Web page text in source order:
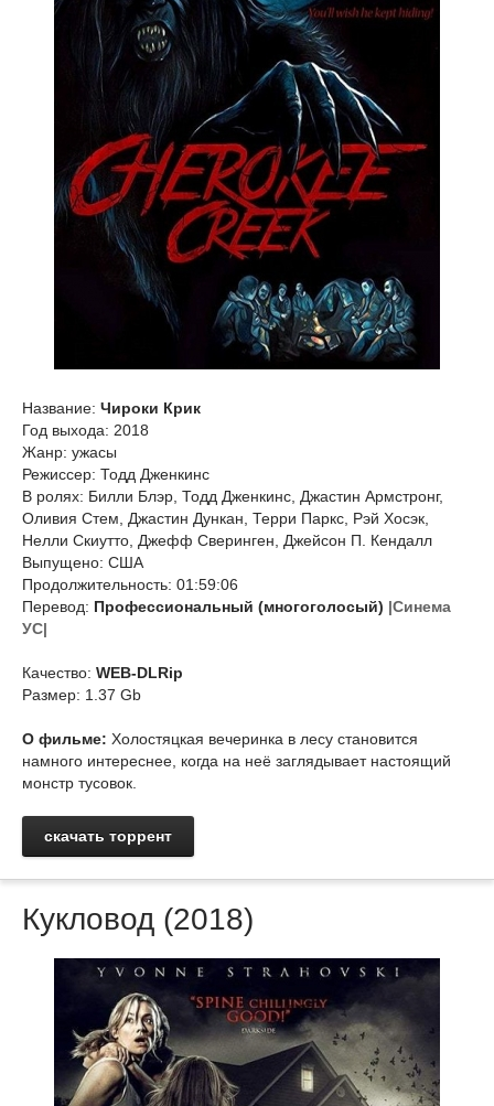
Название: Чироки Крик
Год выхода: 2018
Жанр: ужасы
Режиссер: Тодд Дженкинс
В ролях: Билли Блэр, Тодд Дженкинс, Джастин Армстронг,
Оливия Стем, Джастин Дункан, Терри Паркс, Рэй Хосэк,
Нелли Скиутто, Джефф Сверинген, Джейсон П. Кендалл
Выпущено: США
Продолжительность: 01:59:06
Перевод: Профессиональный (многоголосый) |Синема
УС|
Качество: WEB-DLRip
Размер: 1.37 Gb
О фильме: Холостяцкая вечеринка в лесу становится
намного интереснее, когда на неё заглядывает настоящий
монстр тусовок.
скачать торрент
Кукловод (2018)